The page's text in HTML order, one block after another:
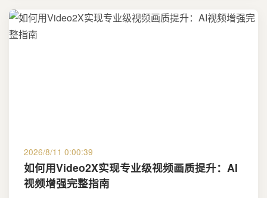
2026/8/11 0:00:39
如何用Video2X实现专业级视频画质提升：AI
视频增强完整指南